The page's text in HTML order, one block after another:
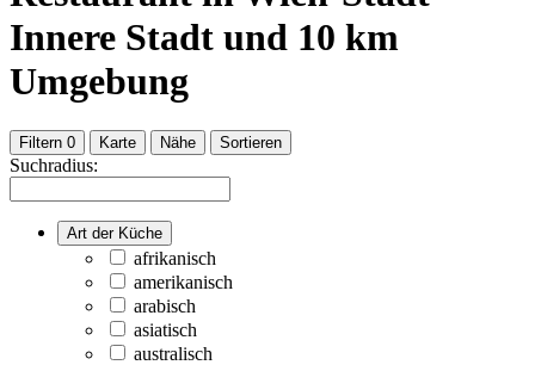
Innere Stadt und 10 km
Umgebung
Filtern 0 Karte Nähe Sortieren
Suchradius:
Art der Küche
afrikanisch
amerikanisch
arabisch
asiatisch
australisch